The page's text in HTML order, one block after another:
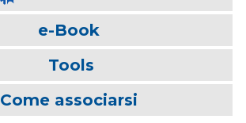
e-Book
Tools
Come associarsi